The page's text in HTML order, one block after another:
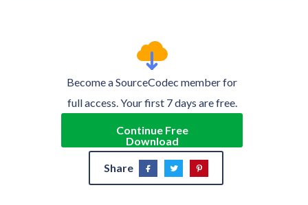
Become a SourceCodec member for
full access. Your first 7 days are free.
Continue Free
Download
Share